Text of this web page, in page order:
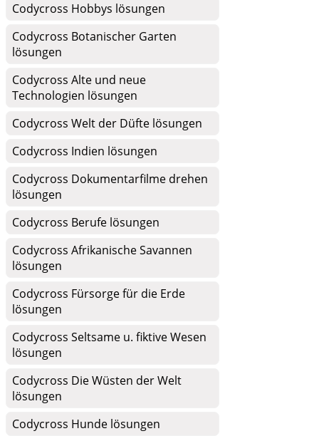
Codycross Hobbys lösungen
Codycross Botanischer Garten
lösungen
Codycross Alte und neue
Technologien lösungen
Codycross Welt der Düfte lösungen
Codycross Indien lösungen
Codycross Dokumentarfilme drehen
lösungen
Codycross Berufe lösungen
Codycross Afrikanische Savannen
lösungen
Codycross Fürsorge für die Erde
lösungen
Codycross Seltsame u. fiktive Wesen
lösungen
Codycross Die Wüsten der Welt
lösungen
Codycross Hunde lösungen